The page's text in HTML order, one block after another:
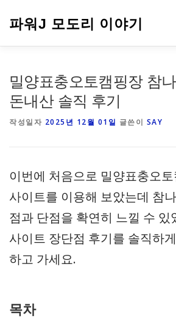
파워J 모도리 이야기
밀양표충오토캠핑장 참
돈내산 솔직 후기
작성일자 2025년 12월 01일 글쓴이 SAY
이번에 처음으로 밀양표충오
사이트를 이용해 보았는데 참
점과 단점을 확연히 느낄 수 있
사이트 장단점 후기를 솔직하
하고 가세요.
목차